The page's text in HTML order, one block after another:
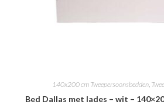
140x200 cm Tweepersoonsbedden,
Bed Dallas met lades – wit –